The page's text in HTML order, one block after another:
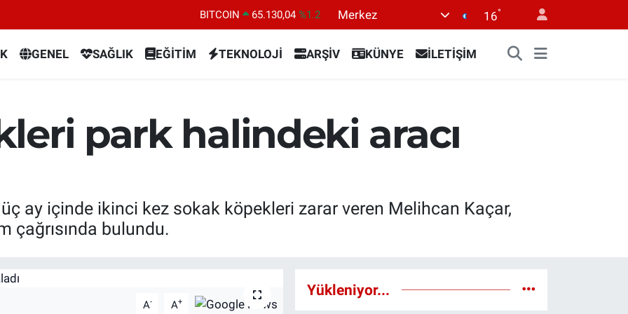
BITCOIN 65.130,04 %1.2
GRAM ALTIN
BİST100
13.773 %-19
Merkez 16°
GENEL SAĞLIK EĞİTİM TEKNOLOJİ ARŞİV KÜNYE İLETİŞİM
park halindeki aracı
üç ay içinde ikinci kez sokak köpekleri zarar veren Melihcan Kaçar,
çağrısında bulundu.
A- A+
Yükleniyor...